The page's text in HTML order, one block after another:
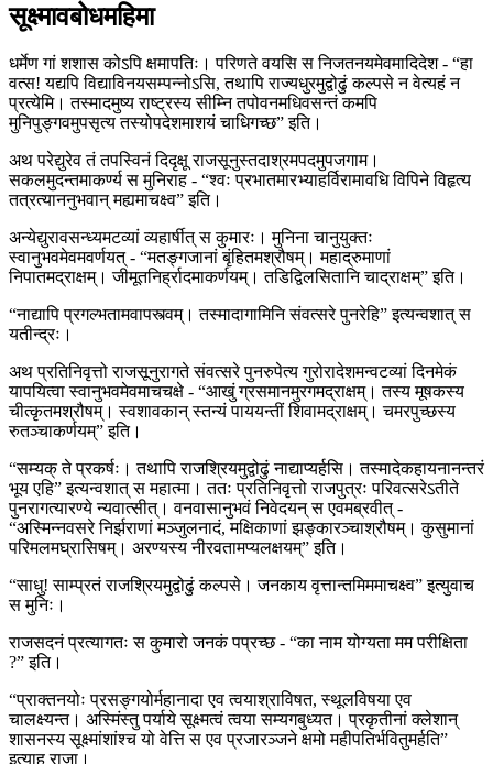
सूक्ष्मावबोधमहिमा
धर्मेण गां शशास कोऽपि क्षमापतिः। परिणते वयसि स निजतनयमेवमादिदेश - “हा
वत्स! यद्यपि विद्याविनयसम्पन्नोऽसि, तथापि राज्यधुरमुद्वोढुं कल्पसे न वेत्यहं न
प्रत्येमि। तस्मादमुष्य राष्ट्रस्य सीम्नि तपोवनमधिवसन्तं कमपि
मुनिपुङ्गवमुपसृत्य तस्योपदेशमाशयं चाधिगच्छ” इति।
अथ परेद्युरेव तं तपस्विनं दिदृक्षू राजसूनुस्तदाश्रमपदमुपजगाम।
सकलमुदन्तमाकर्ण्य स मुनिराह - “श्वः प्रभातमारभ्याहर्विरामावधि विपिने विहृत्य
तत्रत्याननुभवान् मह्यमाचक्ष्व” इति।
अन्येद्युरावसन्ध्यमटव्यां व्यहार्षीत् स कुमारः। मुनिना चानुयुक्तः
स्वानुभवमेवमवर्णयत् - “मतङ्गजानां बृंहितमश्रौषम्। महाद्रुमाणां
निपातमद्राक्षम्। जीमूतनिर्ह्रादमाकर्णयम्। तडिद्विलसितानि चाद्राक्षम्” इति।
“नाद्यापि प्रगल्भतामवापस्त्वम्। तस्मादागामिनि संवत्सरे पुनरेहि” इत्यन्वशात् स
यतीन्द्रः।
अथ प्रतिनिवृत्तो राजसूनुरागते संवत्सरे पुनरुपेत्य गुरोरादेशमन्वटव्यां दिनमेकं
यापयित्वा स्वानुभवमेवमाचचक्षे - “आखुं ग्रसमानमुरगमद्राक्षम्। तस्य मूषकस्य
चीत्कृतमश्रौषम्। स्वशावकान् स्तन्यं पाययन्तीं शिवामद्राक्षम्। चमरपुच्छस्य
रुतञ्चाकर्णयम्” इति।
“सम्यक् ते प्रकर्षः। तथापि राजश्रियमुद्वोढुं नाद्याप्यर्हसि। तस्मादेकहायनानन्तरं
भूय एहि” इत्यन्वशात् स महात्मा। ततः प्रतिनिवृत्तो राजपुत्रः परिवत्सरेऽतीते
पुनरागत्यारण्ये न्यवात्सीत्। वनवासानुभवं निवेदयन् स एवमब्रवीत् -
“अस्मिन्नवसरे निर्झराणां मञ्जुलनादं, मक्षिकाणां झङ्कारञ्चाश्रौषम्। कुसुमानां
परिमलमघ्रासिषम्। अरण्यस्य नीरवतामप्यलक्षयम्” इति।
“साधु! साम्प्रतं राजश्रियमुद्वोढुं कल्पसे। जनकाय वृत्तान्तमिममाचक्ष्व” इत्युवाच
स मुनिः।
राजसदनं प्रत्यागतः स कुमारो जनकं पप्रच्छ - “का नाम योग्यता मम परीक्षिता
?” इति।
“प्राक्तनयोः प्रसङ्गयोर्महानादा एव त्वयाश्राविषत, स्थूलविषया एव
चालक्ष्यन्त। अस्मिंस्तु पर्याये सूक्ष्मत्वं त्वया सम्यगबुध्यत। प्रकृतीनां क्लेशान्
शासनस्य सूक्ष्मांशांश्च यो वेत्ति स एव प्रजारञ्जने क्षमो महीपतिर्भवितुमर्हति”
इत्याह राजा।